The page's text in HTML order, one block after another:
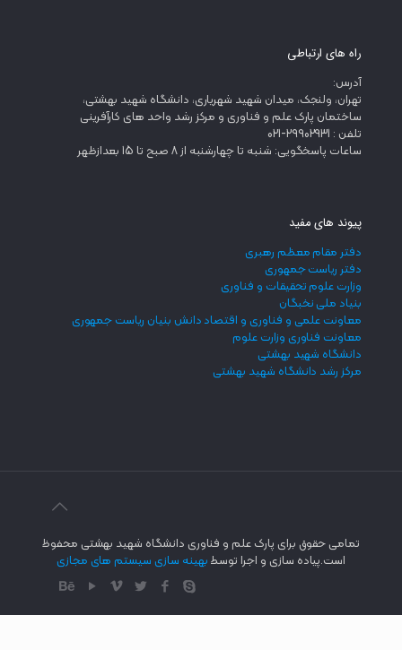
راه های ارتباطی
آدرس:
تهران، ولنجک، میدان شهید شهریاری، دانشگاه شهید بهشتی،
ساختمان پارک علم و فناوری و مرکز رشد واحد های کارآفرینی
تلفن : 29902931-021
ساعات پاسخگویی: شنبه تا چهارشنبه از 8 صبح تا 15 بعدازظهر
پیوند های مفید
دفتر مقام معظم رهبری
دفتر ریاست جمهوری
وزارت علوم تحقیقات و فناوری
بنیاد ملی نخبگان
معاونت علمی و فناوری و اقتصاد دانش بنیان ریاست جمهوری
معاونت فناوری وزارت علوم
دانشگاه شهید بهشتی
مرکز رشد دانشگاه شهید بهشتی
تمامی حقوق برای پارک علم و فناوری دانشگاه شهید بهشتی محفوظ
است.پیاده سازی و اجرا توسط بهینه سازی سیستم های مجازی